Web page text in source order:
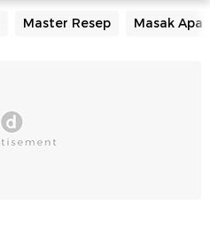
Master Resep Masak Apa